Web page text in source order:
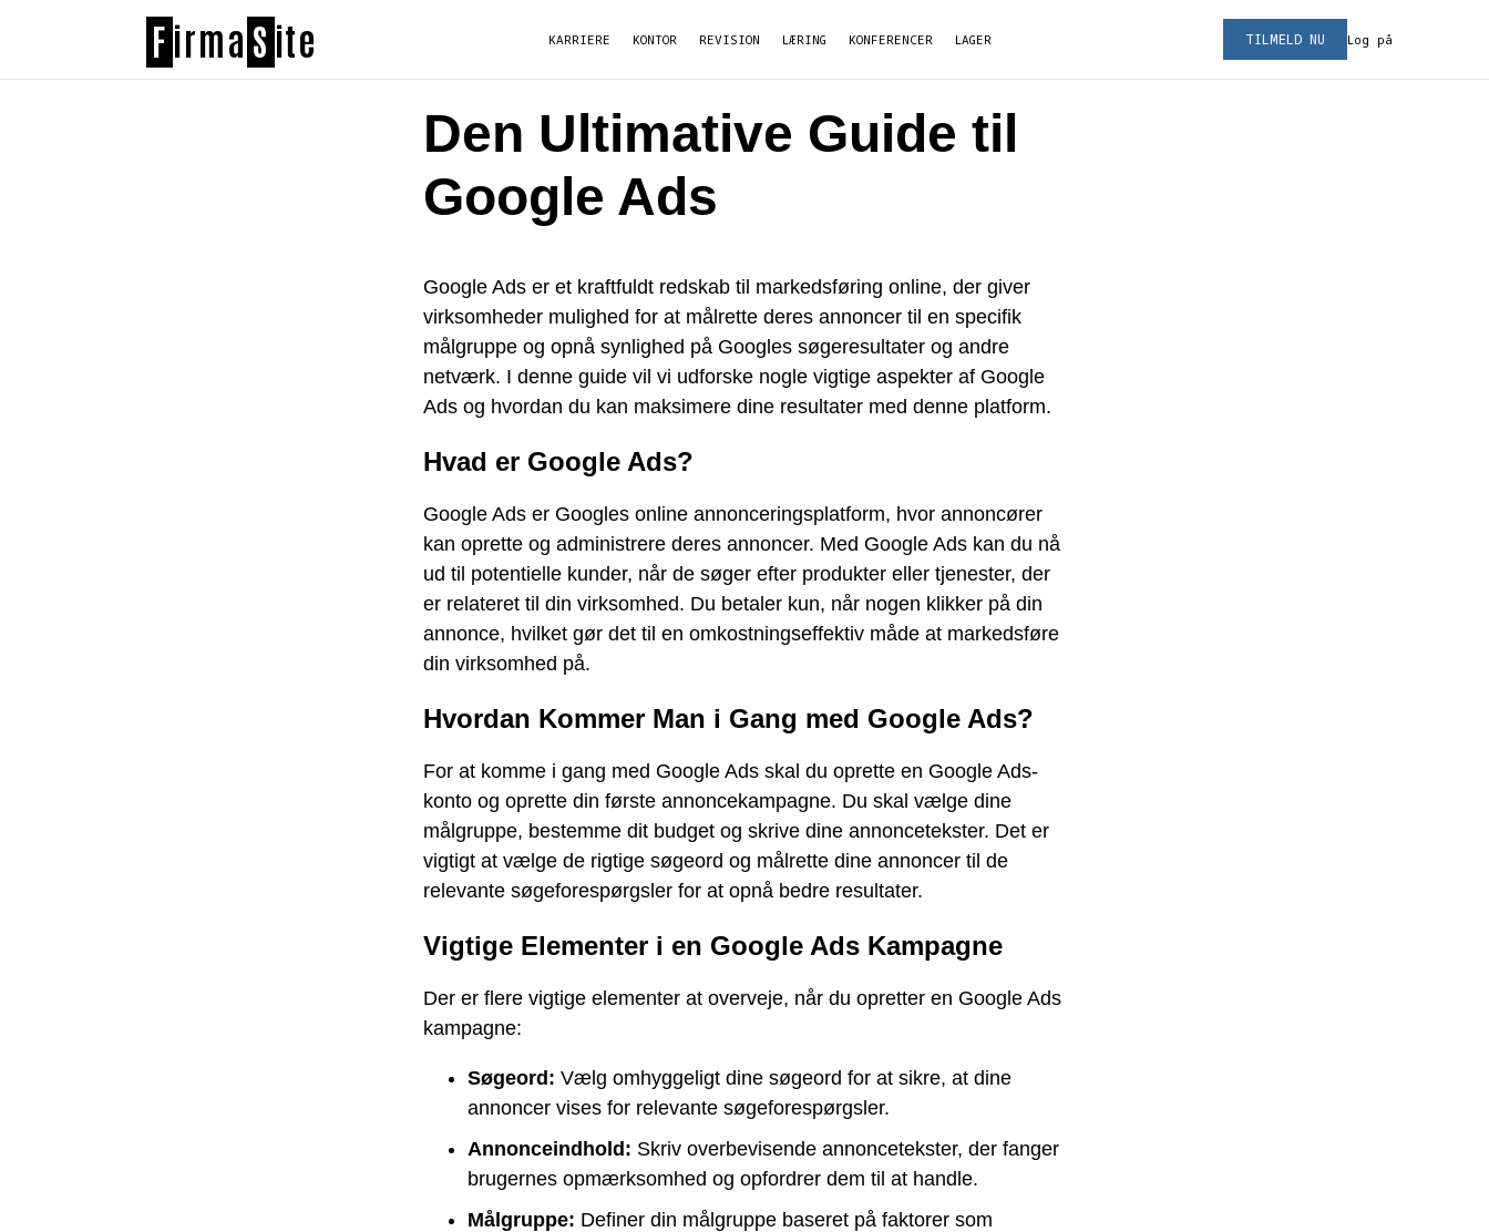
F irma S ite KARRIERE KONTOR REVISION LÆRING KONFERENCER LAGER Log på
TILMELD NU
Den Ultimative Guide til
Google Ads
Google Ads er et kraftfuldt redskab til markedsføring online, der giver
virksomheder mulighed for at målrette deres annoncer til en specifik
målgruppe og opnå synlighed på Googles søgeresultater og andre
netværk. I denne guide vil vi udforske nogle vigtige aspekter af Google
Ads og hvordan du kan maksimere dine resultater med denne platform.
Hvad er Google Ads?
Google Ads er Googles online annonceringsplatform, hvor annoncører
kan oprette og administrere deres annoncer. Med Google Ads kan du nå
ud til potentielle kunder, når de søger efter produkter eller tjenester, der
er relateret til din virksomhed. Du betaler kun, når nogen klikker på din
annonce, hvilket gør det til en omkostningseffektiv måde at markedsføre
din virksomhed på.
Hvordan Kommer Man i Gang med Google Ads?
For at komme i gang med Google Ads skal du oprette en Google Ads-
konto og oprette din første annoncekampagne. Du skal vælge dine
målgruppe, bestemme dit budget og skrive dine annoncetekster. Det er
vigtigt at vælge de rigtige søgeord og målrette dine annoncer til de
relevante søgeforespørgsler for at opnå bedre resultater.
Vigtige Elementer i en Google Ads Kampagne
Der er flere vigtige elementer at overveje, når du opretter en Google Ads
kampagne:
Søgeord: Vælg omhyggeligt dine søgeord for at sikre, at dine
annoncer vises for relevante søgeforespørgsler.
Annonceindhold: Skriv overbevisende annoncetekster, der fanger
brugernes opmærksomhed og opfordrer dem til at handle.
Målgruppe: Definer din målgruppe baseret på faktorer som